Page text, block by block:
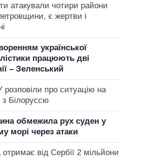
атакували чотири райони
є жертви і
української
працюють дві
– Зеленський
про ситуацію на
з Білоруссю
обмежила рух суден у
морі через атаки
отримає від Сербії 2 мільйони